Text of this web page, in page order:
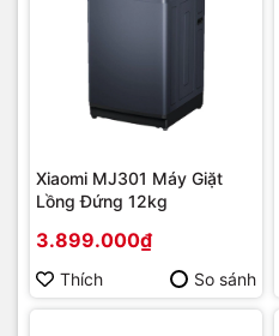
Xiaomi MJ301 Máy Giặt
Lồng Đứng 12kg
3.899.000₫
Thích So sánh